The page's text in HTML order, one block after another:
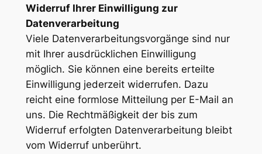
Widerruf Ihrer Einwilligung zur
Datenverarbeitung
Viele Datenverarbeitungsvorgänge sind nur
mit Ihrer ausdrücklichen Einwilligung
möglich. Sie können eine bereits erteilte
Einwilligung jederzeit widerrufen. Dazu
reicht eine formlose Mitteilung per E-Mail an
uns. Die Rechtmäßigkeit der bis zum
Widerruf erfolgten Datenverarbeitung bleibt
vom Widerruf unberührt.